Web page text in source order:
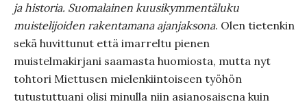
ja historia. Suomalainen kuusikymmentäluku
muistelijoiden rakentamana ajanjaksona. Olen tietenkin
sekä huvittunut että imarreltu pienen
muistelmakirjani saamasta huomiosta, mutta nyt
tohtori Miettusen mielenkiintoiseen työhön
tutustuttuani olisi minulla niin asianosaisena kuin